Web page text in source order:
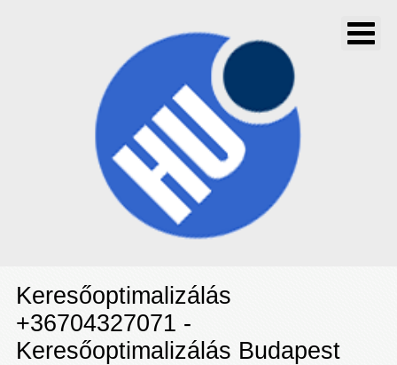
Keresőoptimalizálás
+36704327071 -
Keresőoptimalizálás Budapest